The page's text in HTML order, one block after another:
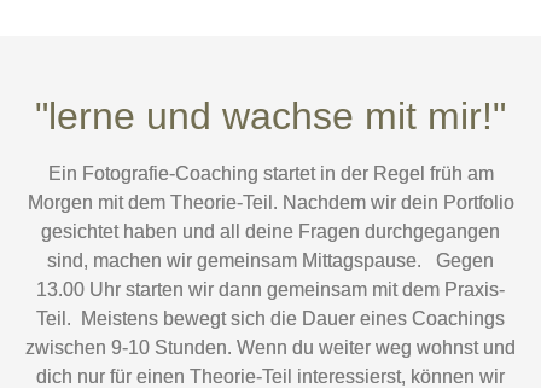
"lerne und wachse mit mir!"
Ein Fotografie-Coaching startet in der Regel früh am
Morgen mit dem Theorie-Teil. Nachdem wir dein Portfolio
gesichtet haben und all deine Fragen durchgegangen
sind, machen wir gemeinsam Mittagspause. Gegen
13.00 Uhr starten wir dann gemeinsam mit dem Praxis-
Teil.
Meistens bewegt sich die Dauer eines Coachings
zwischen 9-10 Stunden. Wenn du weiter weg wohnst und
dich nur für einen Theorie-Teil interessierst, können wir